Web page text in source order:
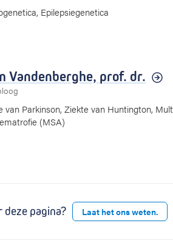
Epilepsiegenetica
Vandenberghe, prof. dr.
van Parkinson, Ziekte van Huntington,
(MSA)
deze pagina? Laat het ons weten.